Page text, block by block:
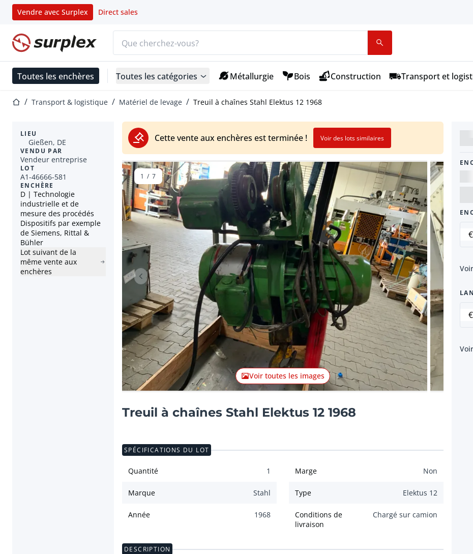
Vendre avec Surplex Direct sales
Page d'accueil
Toutes les enchères Toutes les catégories Métallurgie Bois Construction Transport et
Page d'accueil
Transport & logistique Matériel de levage Treuil à chaînes Stahl Elektus 12 1968
Cette vente aux enchères est terminée ! Voir des lots similaires
LIEU
Gießen, DE
VENDU PAR
Vendeur entreprise
LOT
A1-46666-581
ENCHÈRE
D | Technologie
industrielle et de
mesure des procédés
Dispositifs par exemple
de Siemens, Rittal &
Bühler
Lot suivant de la
même vente aux
enchères
Lot précédent
Lot suivant
Voir toutes les images
1 / 7
Treuil à chaînes Stahl Elektus 12 1968
€
€
SPÉCIFICATIONS DU LOT
Quantité 1 Marge Non
Marque Stahl Type Elektus 12
Année 1968
Conditions de
livraison
Chargé sur camion
DESCRIPTION